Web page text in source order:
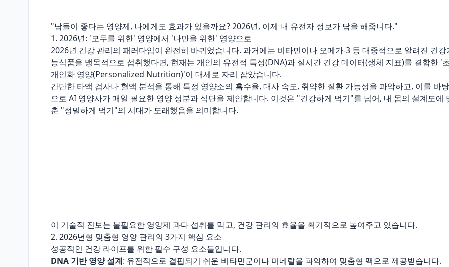
"남들이 좋다는 영양제, 나에게도 효과가 있을까요? 2026년, 이제 내 유전자 정보가 답을 해줍니다."
1. 2026년: '모두를 위한' 영양에서 '나만을 위한' 영양으로
2026년 건강 관리의 패러다임이 완전히 바뀌었습니다. 과거에는 비타민이나 오메가-3 등 대중적으로 알려진 건강
능식품을 맹목적으로 섭취했다면, 현재는 개인의 유전적 특성(DNA)과 실시간 건강 데이터(생체 지표)를 결합한 '
개인화 영양(Personalized Nutrition)'이 대세로 자리 잡았습니다.
간단한 타액 검사나 혈액 분석을 통해 특정 영양소의 흡수율, 대사 속도, 취약한 질환 가능성을 파악하고, 이를 바탕
으로 AI 영양사가 매일 필요한 영양 성분과 식단을 제안합니다. 이것은 "건강하게 먹기"를 넘어, 내 몸의 설계도에
춘 "정밀하게 먹기"의 시대가 도래했음을 의미합니다.
이 기술적 진보는 불필요한 영양제 과다 섭취를 막고, 건강 관리의 효율을 획기적으로 높여주고 있습니다.
2. 2026년형 맞춤형 영양 관리의 3가지 핵심 요소
성공적인 건강 라이프를 위한 필수 구성 요소들입니다.
DNA 기반 영양 설계: 유전적으로 결핍되기 쉬운 비타민군이나 미네랄을 파악하여 맞춤형 팩으로 제공받습니다.